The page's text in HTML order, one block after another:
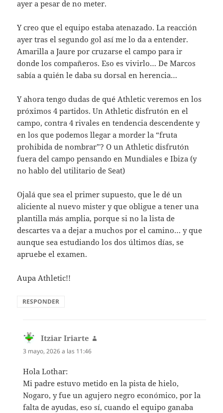
ayer a pesar de no meter.
Y creo que el equipo estaba atenazado. La reacción
ayer tras el segundo gol así me lo da a entender.
Amarilla a Jaure por cruzarse el campo para ir
donde los compañeros. Eso es vivirlo… De Marcos
sabía a quién le daba su dorsal en herencia…
Y ahora tengo dudas de qué Athletic veremos en los
próximos 4 partidos. Un Athletic disfrutón en el
campo, contra 4 rivales en tendencia descendente y
en los que podemos llegar a morder la “fruta
prohibida de nombrar”? O un Athletic disfrutón
fuera del campo pensando en Mundiales e Ibiza (y
no hablo del utilitario de Seat)
Ojalá que sea el primer supuesto, que le dé un
aliciente al nuevo mister y que obligue a tener una
plantilla más amplia, porque si no la lista de
descartes va a dejar a muchos por el camino… y que
aunque sea estudiando los dos últimos días, se
apruebe el examen.
Aupa Athletic!!
RESPONDER
Itziar Iriarte
3 mayo, 2026 a las 11:46
Hola Lothar:
Mi padre estuvo metido en la pista de hielo,
Nogaro, y fue un agujero negro económico, por la
falta de ayudas, eso sí, cuando el equipo ganaba